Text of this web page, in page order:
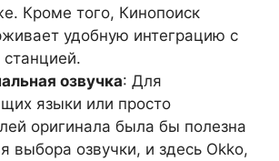
Кроме того, Кинопоиск
удобную интеграцию с
станцией.
озвучка: Для
языки или просто
оригинала была бы полезна
выбора озвучки, и здесь Okko,